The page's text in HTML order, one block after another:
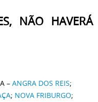
NÃO HAVERÁ
– ANGRA DOS REIS;
; NOVA FRIBURGO;